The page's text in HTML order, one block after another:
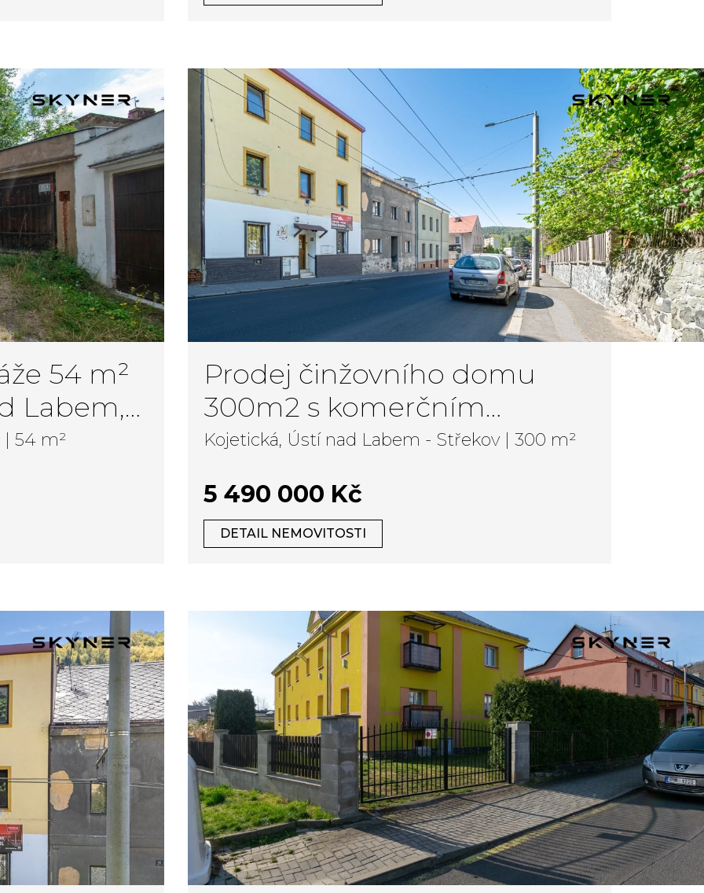
54 m²
Labem,
| 54 m²
Prodej činžovního domu
300m2 s komerčním
prostorem a investičním
Kojetická, Ústí nad Labem - Střekov | 300 m²
5 490 000 Kč
DETAIL NEMOVITOSTI